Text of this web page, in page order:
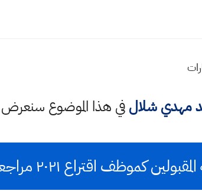
مهدي شلالفي هذا الموضوع
كموظف اقتراع ٢٠٢١ مراجعة